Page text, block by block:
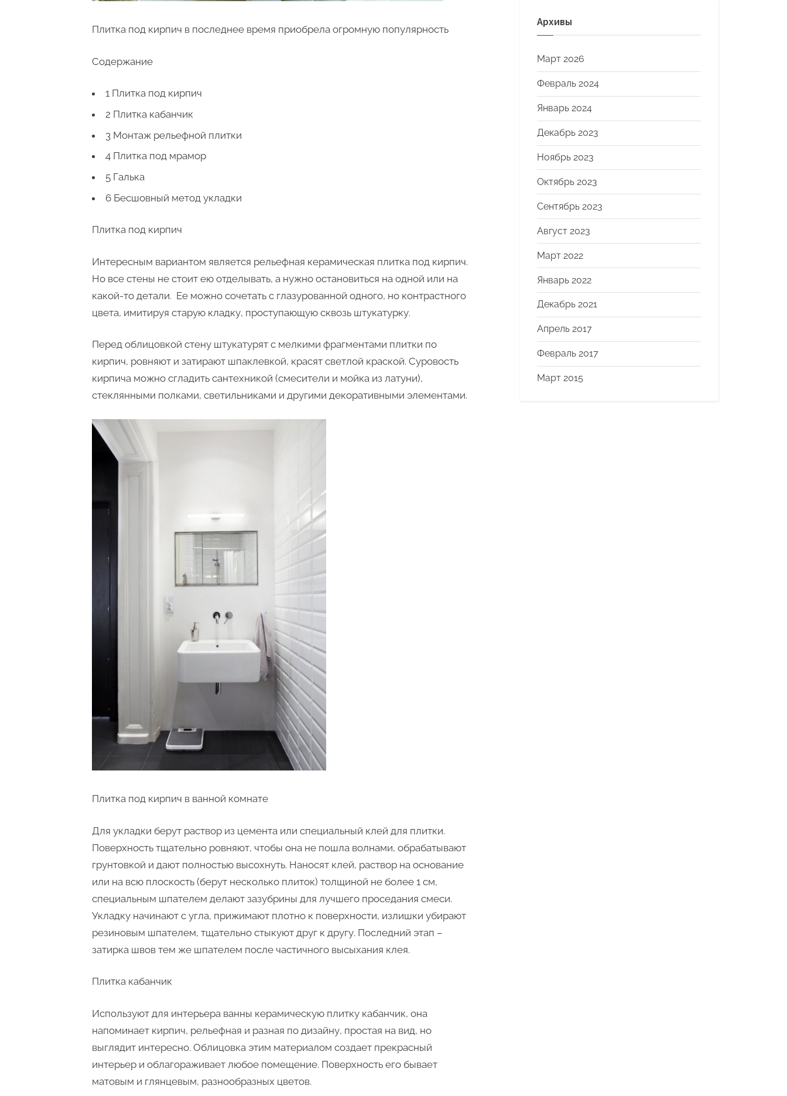
Плитка под кирпич в последнее время приобрела огромную популярность
Содержание
1 Плитка под кирпич
2 Плитка кабанчик
3 Монтаж рельефной плитки
4 Плитка под мрамор
5 Галька
6 Бесшовный метод укладки
Плитка под кирпич
Интересным вариантом является рельефная керамическая плитка под кирпич.
Но все стены не стоит ею отделывать, а нужно остановиться на одной или на
какой-то детали. Ее можно сочетать с глазурованной одного, но контрастного
цвета, имитируя старую кладку, проступающую сквозь штукатурку.
Перед облицовкой стену штукатурят с мелкими фрагментами плитки по
кирпич, ровняют и затирают шпаклевкой, красят светлой краской. Суровость
кирпича можно сгладить сантехникой (смесители и мойка из латуни),
стеклянными полками, светильниками и другими декоративными элементами.
Плитка под кирпич в ванной комнате
Для укладки берут раствор из цемента или специальный клей для плитки.
Поверхность тщательно ровняют, чтобы она не пошла волнами, обрабатывают
грунтовкой и дают полностью высохнуть. Наносят клей, раствор на основание
или на всю плоскость (берут несколько плиток) толщиной не более 1 см,
специальным шпателем делают зазубрины для лучшего проседания смеси.
Укладку начинают с угла, прижимают плотно к поверхности, излишки убирают
резиновым шпателем, тщательно стыкуют друг к другу. Последний этап –
затирка швов тем же шпателем после частичного высыхания клея.
Плитка кабанчик
Используют для интерьера ванны керамическую плитку кабанчик, она
напоминает кирпич, рельефная и разная по дизайну, простая на вид, но
выглядит интересно. Облицовка этим материалом создает прекрасный
интерьер и облагораживает любое помещение. Поверхность его бывает
матовым и глянцевым, разнообразных цветов.
Архивы
Март 2026
Февраль 2024
Январь 2024
Декабрь 2023
Ноябрь 2023
Октябрь 2023
Сентябрь 2023
Август 2023
Март 2022
Январь 2022
Декабрь 2021
Апрель 2017
Февраль 2017
Март 2015